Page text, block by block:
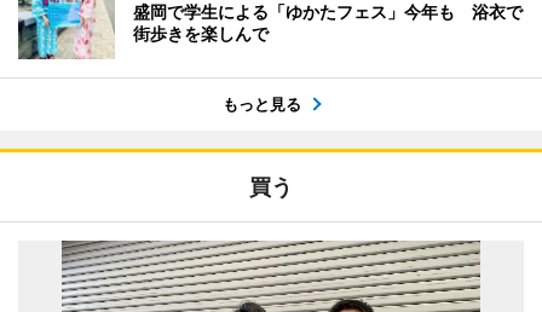
盛岡で学生による「ゆかたフェス」今年も 浴衣で
街歩きを楽しんで
もっと見る
買う